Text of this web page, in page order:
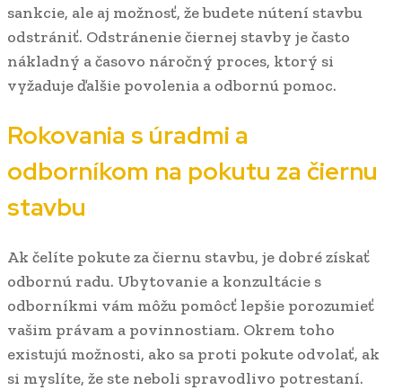
sankcie, ale aj možnosť, že budete nútení stavbu
odstrániť. Odstránenie čiernej stavby je často
nákladný a časovo náročný proces, ktorý si
vyžaduje ďalšie povolenia a odbornú pomoc.
Rokovania s úradmi a
odborníkom na pokutu za čiernu
stavbu
Ak čelíte pokute za čiernu stavbu, je dobré získať
odbornú radu. Ubytovanie a konzultácie s
odborníkmi vám môžu pomôcť lepšie porozumieť
vašim právam a povinnostiam. Okrem toho
existujú možnosti, ako sa proti pokute odvolať, ak
si myslíte, že ste neboli spravodlivo potrestaní.